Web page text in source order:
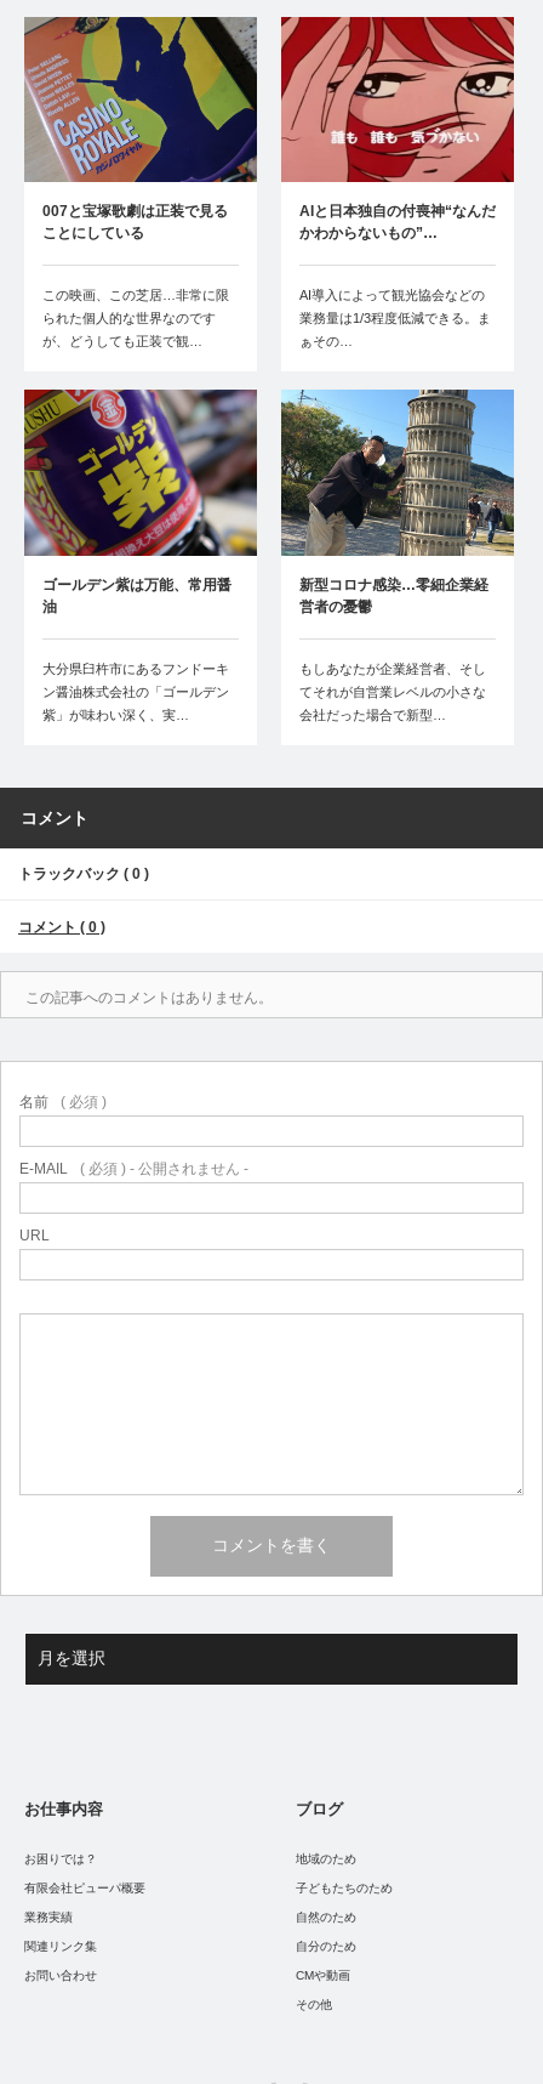
007と宝塚歌劇は正装で見る
ことにしている
この映画、この芝居…非常に限
られた個人的な世界なのです
が、どうしても正装で観…
AIと日本独自の付喪神“なんだ
かわからないもの”…
AI導入によって観光協会などの
業務量は1/3程度低減できる。ま
ぁその…
ゴールデン紫は万能、常用醤
油
大分県臼杵市にあるフンドーキ
ン醤油株式会社の「ゴールデン
紫」が味わい深く、実…
新型コロナ感染…零細企業経
営者の憂鬱
もしあなたが企業経営者、そし
てそれが自営業レベルの小さな
会社だった場合で新型…
コメント
トラックバック ( 0 )
コメント ( 0 )
この記事へのコメントはありません。
名前 ( 必須 )
E-MAIL ( 必須 ) - 公開されません -
URL
お仕事内容
お困りでは？
有限会社ピューパ概要
業務実績
関連リンク集
お問い合わせ
ブログ
地域のため
子どもたちのため
自然のため
自分のため
CMや動画
その他